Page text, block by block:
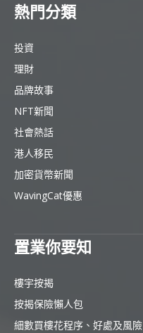
熱門分類
投資
理財
品牌故事
NFT新聞
社會熱話
港人移民
加密貨幣新聞
WavingCat優惠
置業你要知
樓宇按揭
按揭保險懶人包
細數買樓花程序、好處及風險